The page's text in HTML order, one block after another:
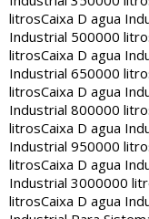
litrosCaixa D agua
Industrial 500000
litrosCaixa D agua
Industrial 650000
litrosCaixa D agua
Industrial 800000
litrosCaixa D agua
Industrial 950000
litrosCaixa D agua
Industrial 3000000
litrosCaixa D agua